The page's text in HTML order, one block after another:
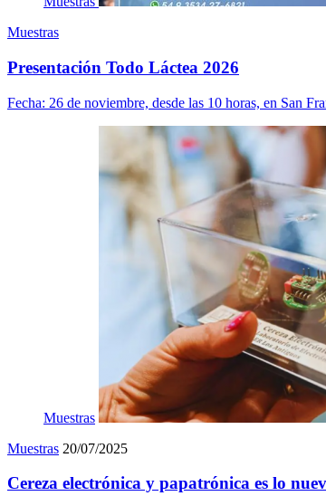
Muestras
Presentación Todo Láctea 2026
Fecha: 26 de noviembre, desde las 10 horas, en San
Muestras
Muestras 20/07/2025
Cereza electrónica y papatrónica es lo